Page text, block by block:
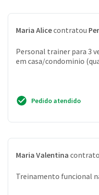
Maria Alicecontratou
Personal trainer para 3
em casa/condominio
Pedido atendido
Maria Valentina
Treinamento funcional